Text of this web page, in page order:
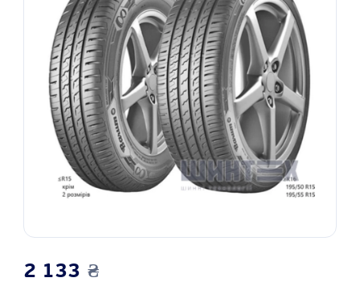
2 133 ₴